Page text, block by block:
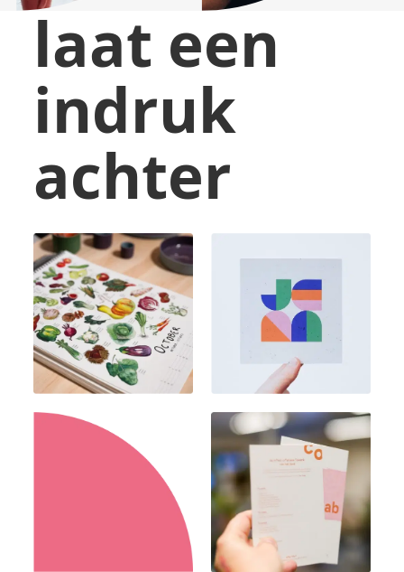
laat een
indruk
achter